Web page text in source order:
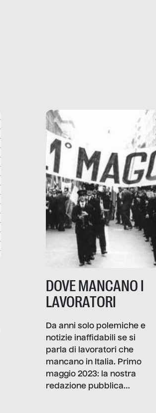
come.
DOVE MANCANO I
LAVORATORI
Da anni solo polemiche e
notizie inaffidabili se si
parla di lavoratori che
mancano in Italia. Primo
maggio 2023: la nostra
redazione pubblica